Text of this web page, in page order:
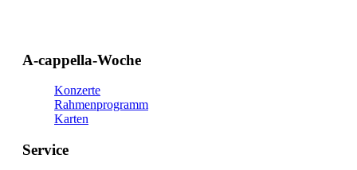
A-cappella-Woche
Konzerte
Rahmenprogramm
Karten
Service